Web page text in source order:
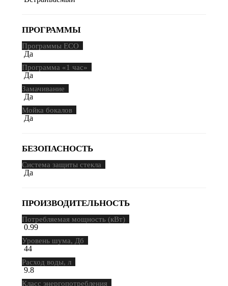
ПРОГРАММЫ
Программы ECO
Да
Программа «1 час»
Да
Замачивание
Да
Мойка бокалов
Да
БЕЗОПАСНОСТЬ
Система защиты стекла
Да
ПРОИЗВОДИТЕЛЬНОСТЬ
Потребляемая мощность (кВт)
0.99
Уровень шума, Дб
44
Расход воды, л
9.8
Класс энергопотребления